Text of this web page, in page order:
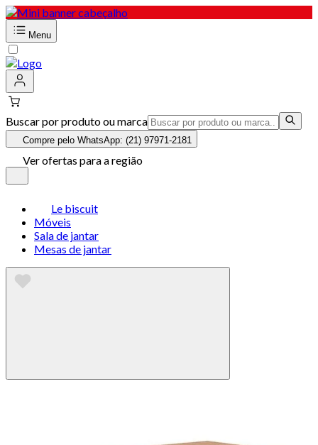
Menu
Buscar por produto ou marca
Compre pelo WhatsApp: (21) 97971-2181
Ver ofertas para a região
Le biscuit
Móveis
Sala de jantar
Mesas de jantar